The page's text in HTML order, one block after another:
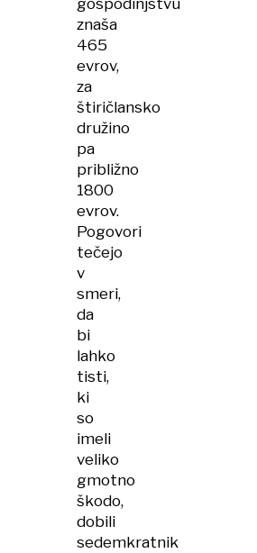
gospodinjstvu
znaša
465
evrov,
za
štiričlansko
družino
pa
približno
1800
evrov.
Pogovori
tečejo
v
smeri,
da
bi
lahko
tisti,
ki
so
imeli
veliko
gmotno
škodo,
dobili
sedemkratnik